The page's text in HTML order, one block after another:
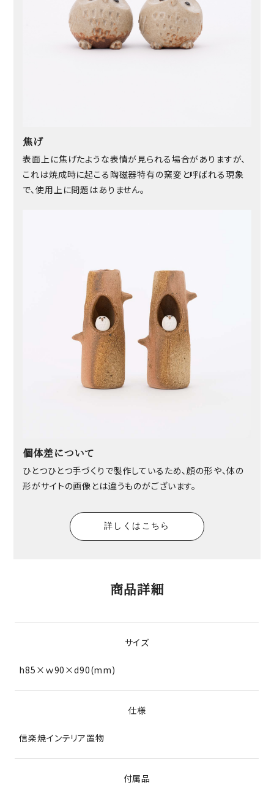
焦げ
表面上に焦げたような表情が見られる場合がありますが、
これは焼成時に起こる陶磁器特有の窯変と呼ばれる現象
で、使用上に問題はありません。
個体差について
ひとつひとつ手づくりで製作しているため、顔の形や、体の
形がサイトの画像とは違うものがございます。
詳しくはこちら
商品詳細
サイズ
h85×ｗ90×d90(mm)
仕様
信楽焼インテリア置物
付属品